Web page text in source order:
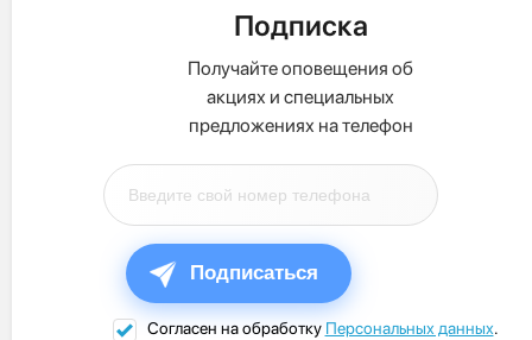
Подписка
Получайте оповещения об
акциях и специальных
предложениях на телефон
Подписаться
Согласен на обработку Персональных данных.